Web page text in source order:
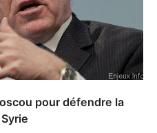
pour défendre la